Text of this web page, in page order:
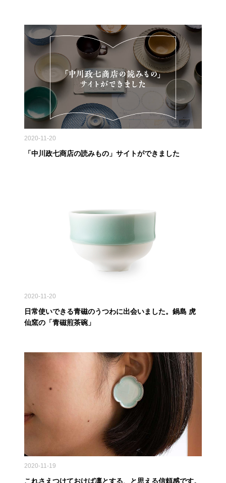
2020-11-20
「中川政七商店の読みもの」サイトができました
2020-11-20
日常使いできる青磁のうつわに出会いました。鍋島 虎
仙窯の「青磁煎茶碗」
2020-11-19
これさえつけておけば凛とする、と思える信頼感です。